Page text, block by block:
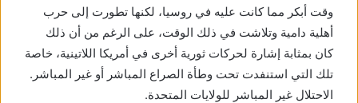
وقت أبكر مما كانت عليه في روسيا، لكنها تطورت إلى حرب
أهلية دامية وتلاشت في ذلك الوقت، على الرغم من أن ذلك
كان بمثابة إشارة لحركات ثورية أخرى في أمريكا اللاتينية، خاصة
تلك التي استنفدت تحت وطأة الصراع المباشر أو غير المباشر.
الاحتلال غير المباشر للولايات المتحدة.